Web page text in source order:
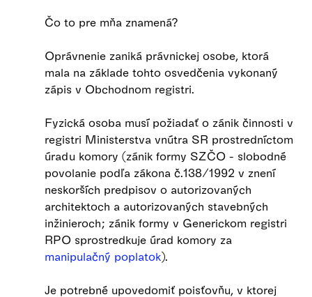
Čo to pre mňa znamená?
Oprávnenie zaniká právnickej osobe, ktorá
mala na základe tohto osvedčenia vykonaný
zápis v Obchodnom registri.
Fyzická osoba musí požiadať o zánik činnosti v
registri Ministerstva vnútra SR prostredníctom
úradu komory (zánik formy SZČO - slobodné
povolanie podľa zákona č.138/1992 v znení
neskorších predpisov o autorizovaných
architektoch a autorizovaných stavebných
inžinieroch; zánik formy v Generickom registri
RPO sprostredkuje úrad komory za
manipulačný poplatok).
Je potrebné upovedomiť poisťovňu, v ktorej